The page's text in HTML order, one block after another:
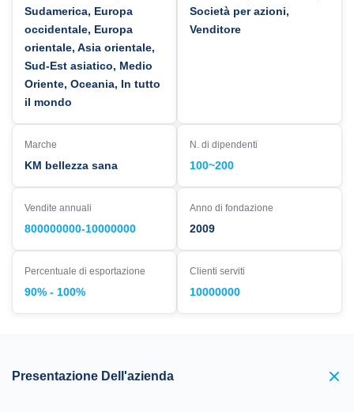
Sudamerica, Europa
occidentale, Europa
orientale, Asia orientale,
Sud-Est asiatico, Medio
Oriente, Oceania, In tutto
il mondo
Società per azioni,
Venditore
Marche
KM bellezza sana
N. di dipendenti
100~200
Vendite annuali
800000000-10000000
Anno di fondazione
2009
Percentuale di esportazione
90% - 100%
Clienti serviti
10000000
Presentazione Dell'azienda